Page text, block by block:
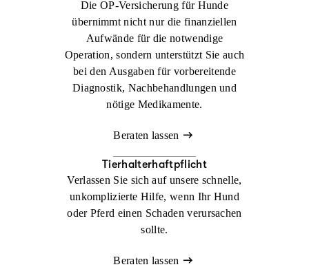
Die OP-Versicherung für Hunde
übernimmt nicht nur die finanziellen
Aufwände für die notwendige
Operation, sondern unterstützt Sie auch
bei den Ausgaben für vorbereitende
Diagnostik, Nachbehandlungen und
nötige Medikamente.
Beraten lassen
Tierhalterhaftpflicht
Verlassen Sie sich auf unsere schnelle,
unkomplizierte Hilfe, wenn Ihr Hund
oder Pferd einen Schaden verursachen
sollte.
Beraten lassen